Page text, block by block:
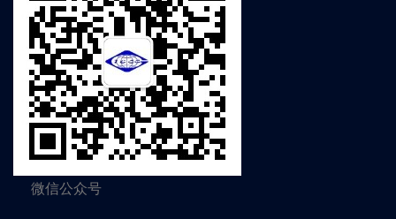
微信公众号